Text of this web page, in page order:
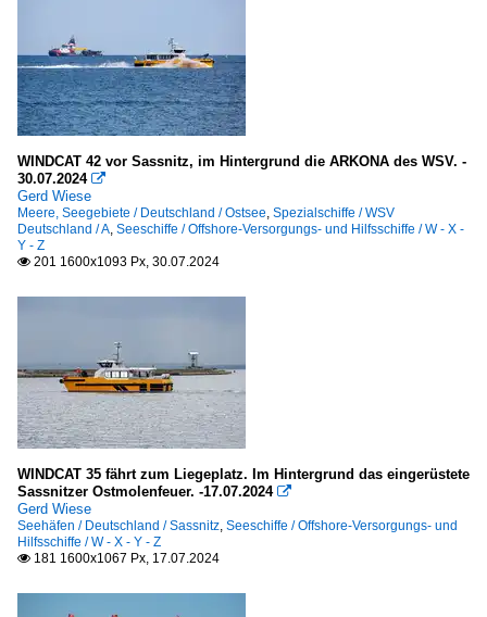
WINDCAT 42 vor Sassnitz, im Hintergrund die ARKONA des WSV. -
30.07.2024 
Gerd Wiese
Meere, Seegebiete / Deutschland / Ostsee, Spezialschiffe / WSV
Deutschland / A, Seeschiffe / Offshore-Versorgungs- und Hilfsschiffe / W - X -
Y - Z
 201 1600x1093 Px, 30.07.2024
WINDCAT 35 fährt zum Liegeplatz. Im Hintergrund das eingerüstete
Sassnitzer Ostmolenfeuer. -17.07.2024 
Gerd Wiese
Seehäfen / Deutschland / Sassnitz, Seeschiffe / Offshore-Versorgungs- und
Hilfsschiffe / W - X - Y - Z
 181 1600x1067 Px, 17.07.2024